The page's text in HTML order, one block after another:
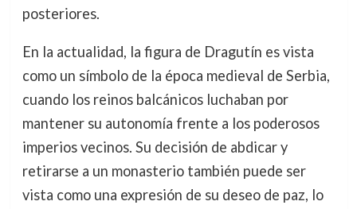
posteriores.
En la actualidad, la figura de Dragutín es vista
como un símbolo de la época medieval de Serbia,
cuando los reinos balcánicos luchaban por
mantener su autonomía frente a los poderosos
imperios vecinos. Su decisión de abdicar y
retirarse a un monasterio también puede ser
vista como una expresión de su deseo de paz, lo